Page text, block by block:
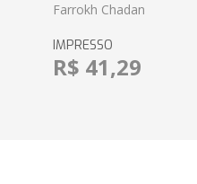
Farrokh Chadan
IMPRESSO
R$ 41,29